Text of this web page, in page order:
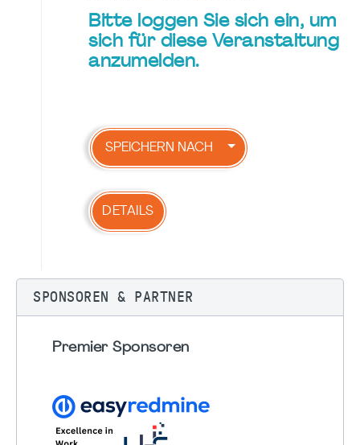
Bitte loggen Sie sich ein, um
sich für diese Veranstaltung
anzumelden.
SPEICHERN NACH
DETAILS
SPONSOREN & PARTNER
Premier Sponsoren